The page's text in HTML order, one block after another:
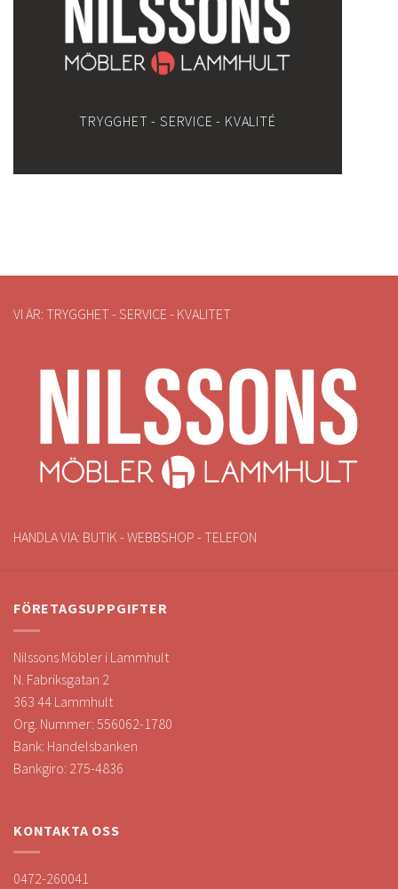
TRYGGHET - SERVICE - KVALITÉ
VI ÄR: TRYGGHET - SERVICE - KVALITET
HANDLA VIA: BUTIK - WEBBSHOP - TELEFON
FÖRETAGSUPPGIFTER
Nilssons Möbler i Lammhult
N. Fabriksgatan 2
363 44 Lammhult
Org. Nummer: 556062-1780
Bank: Handelsbanken
Bankgiro: 275-4836
KONTAKTA OSS
0472-260041